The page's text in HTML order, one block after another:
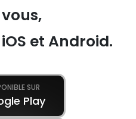
et Android.
SUR
Play